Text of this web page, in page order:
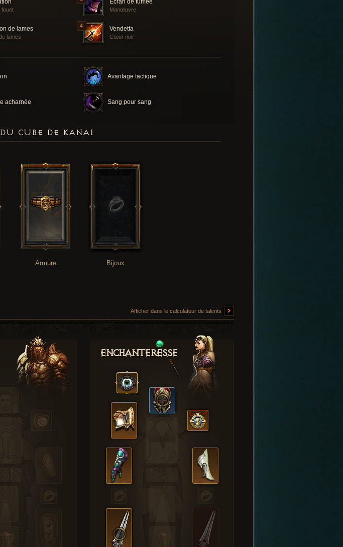
fouet Manœuvre
de lames
lames
Vendetta
Cœur noir
Avantage tactique
acharnée Sang pour sang
CUBE DE KANAI
Armure Bijoux
Afficher dans le calculateur de talents
Enchanteresse